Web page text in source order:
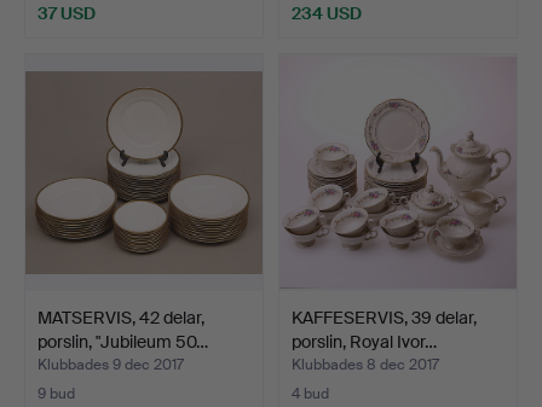
37 USD 234 USD
MATSERVIS, 42 delar,
porslin, "Jubileum 50…
Klubbades 9 dec 2017
9 bud
KAFFESERVIS, 39 delar,
porslin, Royal Ivor…
Klubbades 8 dec 2017
4 bud